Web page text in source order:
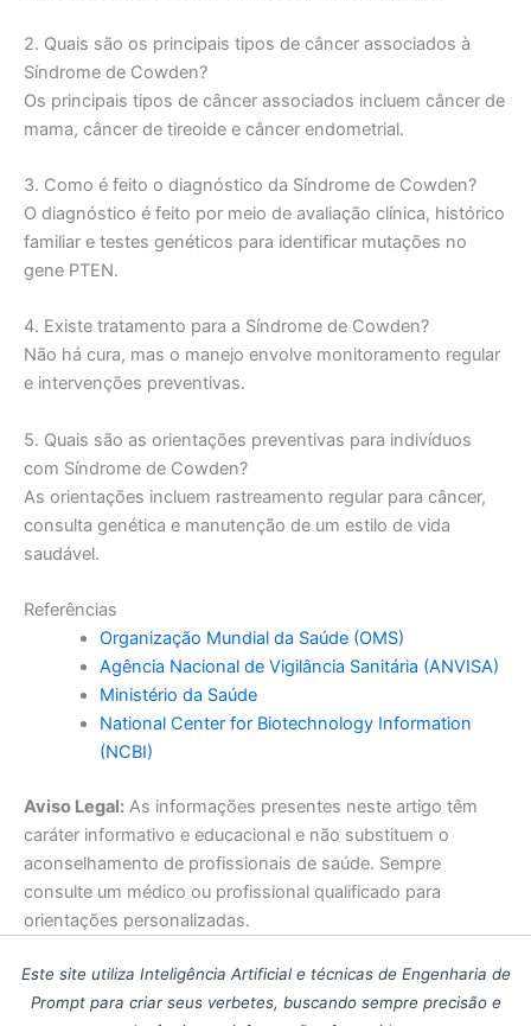
2. Quais são os principais tipos de câncer associados à
Síndrome de Cowden?
Os principais tipos de câncer associados incluem câncer de
mama, câncer de tireoide e câncer endometrial.
3. Como é feito o diagnóstico da Síndrome de Cowden?
O diagnóstico é feito por meio de avaliação clínica, histórico
familiar e testes genéticos para identificar mutações no
gene PTEN.
4. Existe tratamento para a Síndrome de Cowden?
Não há cura, mas o manejo envolve monitoramento regular
e intervenções preventivas.
5. Quais são as orientações preventivas para indivíduos
com Síndrome de Cowden?
As orientações incluem rastreamento regular para câncer,
consulta genética e manutenção de um estilo de vida
saudável.
Referências
Organização Mundial da Saúde (OMS)
Agência Nacional de Vigilância Sanitária (ANVISA)
Ministério da Saúde
National Center for Biotechnology Information
(NCBI)
Aviso Legal: As informações presentes neste artigo têm
caráter informativo e educacional e não substituem o
aconselhamento de profissionais de saúde. Sempre
consulte um médico ou profissional qualificado para
orientações personalizadas.
Este site utiliza Inteligência Artificial e técnicas de Engenharia de
Prompt para criar seus verbetes, buscando sempre precisão e